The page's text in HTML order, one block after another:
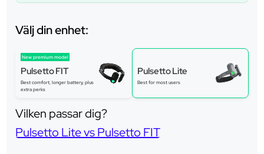
Välj din enhet:
New premium model
Pulsetto FIT
Best comfort, longer battery, plus
extra perks
Pulsetto Lite
Best for most users
Vilken passar dig?
Pulsetto Lite vs Pulsetto FIT